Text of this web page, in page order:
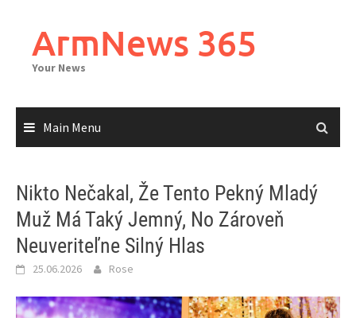
contentArmNews 365
Your News
Main Menu
Nikto Nečakal, Že Tento Pekný Mladý
Muž Má Taký Jemný, No Zároveň
Neuveriteľne Silný Hlas
25.06.2026 Rose